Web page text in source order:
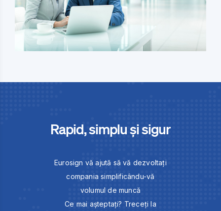
Rapid, simplu și sigur
Eurosign vă ajută să vă dezvoltați
compania simplificându-vă
volumul de muncă
Ce mai așteptați? Treceți la